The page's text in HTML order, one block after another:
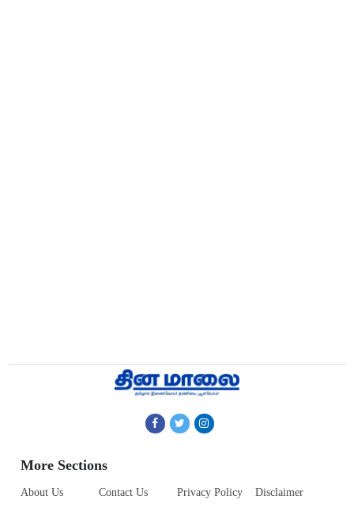
More Sections
About Us Contact Us Privacy Policy Disclaimer